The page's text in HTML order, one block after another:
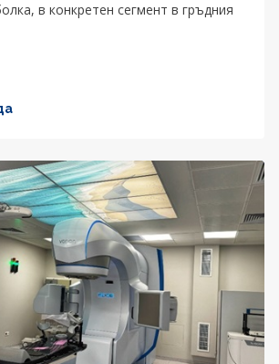
в конкретен сегмент в гръдния